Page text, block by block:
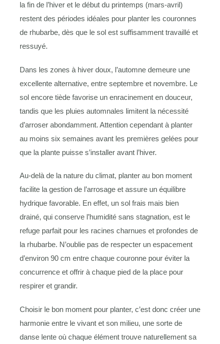
la fin de l’hiver et le début du printemps (mars-avril)
restent des périodes idéales pour planter les couronnes
de rhubarbe, dès que le sol est suffisamment travaillé et
ressuyé.
Dans les zones à hiver doux, l’automne demeure une
excellente alternative, entre septembre et novembre. Le
sol encore tiède favorise un enracinement en douceur,
tandis que les pluies automnales limitent la nécessité
d’arroser abondamment. Attention cependant à planter
au moins six semaines avant les premières gelées pour
que la plante puisse s’installer avant l’hiver.
Au-delà de la nature du climat, planter au bon moment
facilite la gestion de l’arrosage et assure un équilibre
hydrique favorable. En effet, un sol frais mais bien
drainé, qui conserve l’humidité sans stagnation, est le
refuge parfait pour les racines charnues et profondes de
la rhubarbe. N’oublie pas de respecter un espacement
d’environ 90 cm entre chaque couronne pour éviter la
concurrence et offrir à chaque pied de la place pour
respirer et grandir.
Choisir le bon moment pour planter, c’est donc créer une
harmonie entre le vivant et son milieu, une sorte de
danse lente où chaque élément trouve naturellement sa